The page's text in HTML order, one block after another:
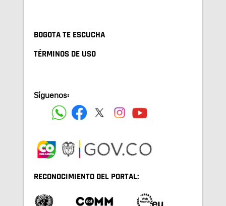
BOGOTA TE ESCUCHA
TÉRMINOS DE USO
Síguenos:
RECONOCIMIENTO DEL PORTAL: